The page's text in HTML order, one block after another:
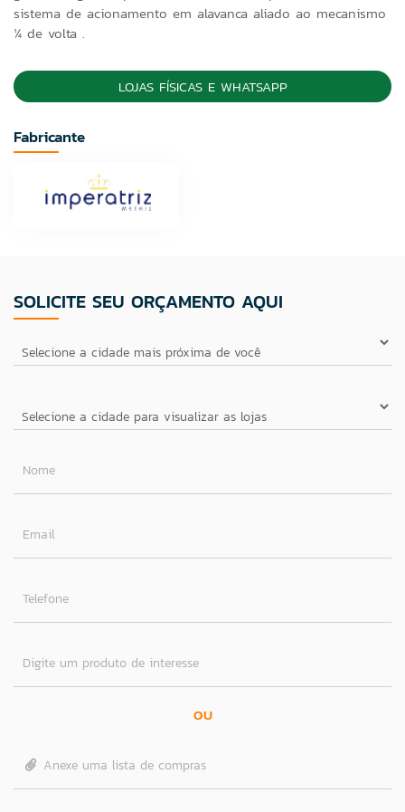
sistema de acionamento em alavanca aliado ao mecanismo
¼ de volta .
LOJAS FÍSICAS E WHATSAPP
Fabricante
SOLICITE SEU ORÇAMENTO AQUI
Nome
Email
Telefone
Digite um produto de interesse
OU
Anexe uma lista de compras